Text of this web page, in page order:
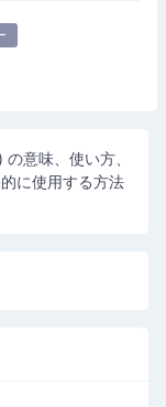
意味、使い方、
に使用する方法